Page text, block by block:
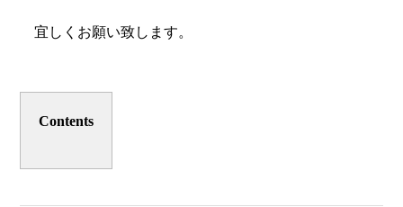
宜しくお願い致します。
Contents